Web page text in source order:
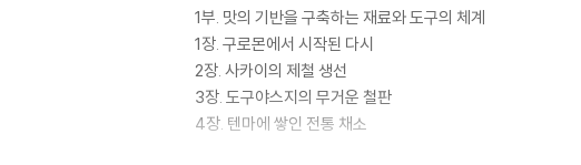
1부. 맛의 기반을 구축하는 재료와 도구의 체계
1장. 구로몬에서 시작된 다시
2장. 사카이의 제철 생선
3장. 도구야스지의 무거운 철판
4장. 텐마에 쌓인 전통 채소